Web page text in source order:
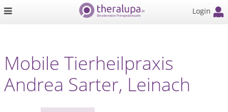
Login
Mobile Tierheilpraxis
Andrea Sarter, Leinach